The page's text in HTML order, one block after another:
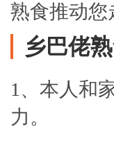
熟食推动您
乡巴佬
1、本人和
力。